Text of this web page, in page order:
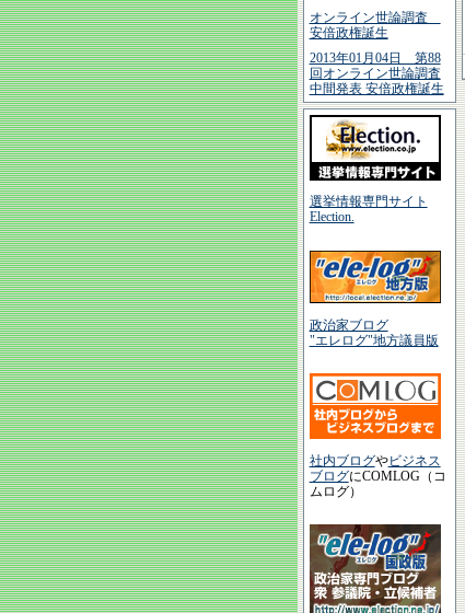
オンライン世論調査
安倍政権誕生
2013年01月04日 第88
回オンライン世論調査
中間発表 安倍政権誕生
選挙情報専門サイト
Election.
政治家ブログ
"エレログ"地方議員版
社内ブログやビジネス
ブログにCOMLOG（コ
ムログ）